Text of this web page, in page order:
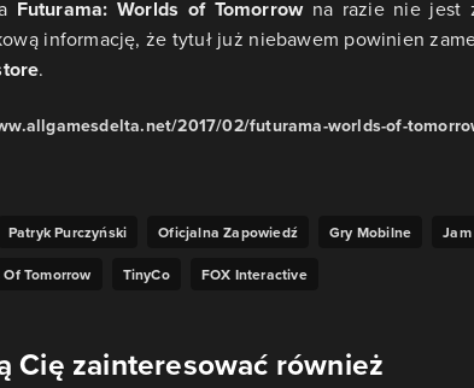
Futurama: Worlds of Tomorrowna razie nie jest
informację, że tytuł już niebawem powinien
.
2017/02/futurama-worlds-of-
Patryk Purczyński Oficjalna Zapowiedź Gry Mobilne
Tomorrow TinyCo FOX Interactive
Cię zainteresować również